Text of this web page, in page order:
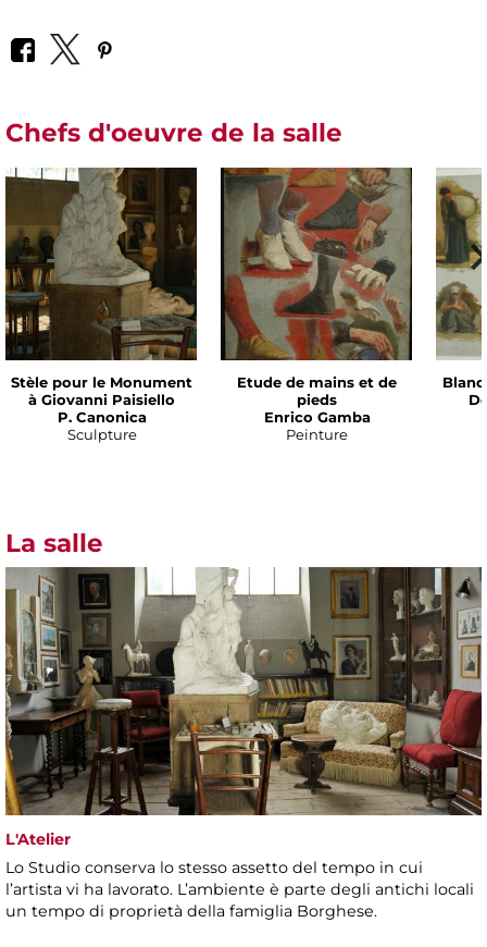
Chefs d'oeuvre de la salle
Stèle pour le Monument
à Giovanni Paisiello
P. Canonica
Sculpture
Etude de mains et de
pieds
Enrico Gamba
Peinture
La salle
L'Atelier
Lo Studio conserva lo stesso assetto del tempo in cui
l’artista vi ha lavorato. L’ambiente è parte degli antichi locali
un tempo di proprietà della famiglia Borghese.